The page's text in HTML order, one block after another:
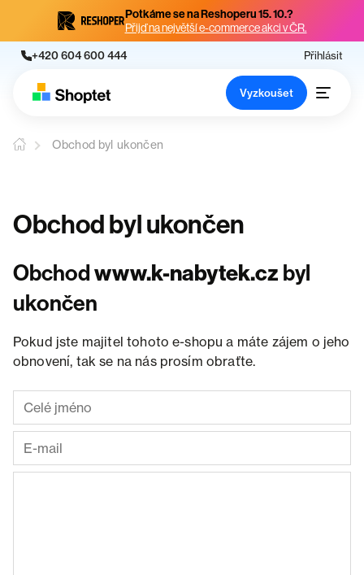
Potkáme se na Reshoperu 15. 10.?
Přijď na největší e-commerce akci v ČR.
+420 604 600 444 Přihlásit
Vyzkoušet
Obchod byl ukončen
Obchod byl ukončen
Obchodwww.k-nabytek.cz byl
ukončen
Pokud jste majitel tohoto e-shopu a máte zájem o jeho
obnovení, tak se na nás prosím obraťte.